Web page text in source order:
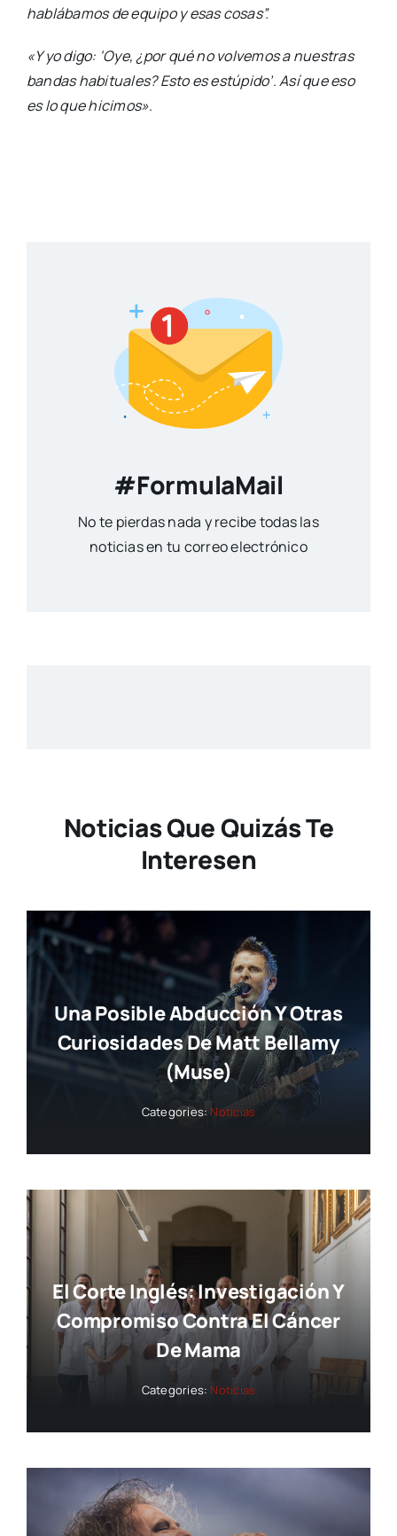
hablábamos de equipo y esas cosas”.
«Y yo digo: ‘Oye, ¿por qué no volvemos a nuestras
bandas habituales? Esto es estúpido’. Así que eso
es lo que hicimos».
#FormulaMail
No te pierdas nada y recibe todas las
noticias en tu correo electrónico
Noticias Que Quizás Te
Interesen
Una Posible Abducción Y Otras
Curiosidades De Matt Bellamy
(Muse)
Categories: Noticias
El Corte Inglés: Investigación Y
Compromiso Contra El Cáncer
De Mama
Categories: Noticias